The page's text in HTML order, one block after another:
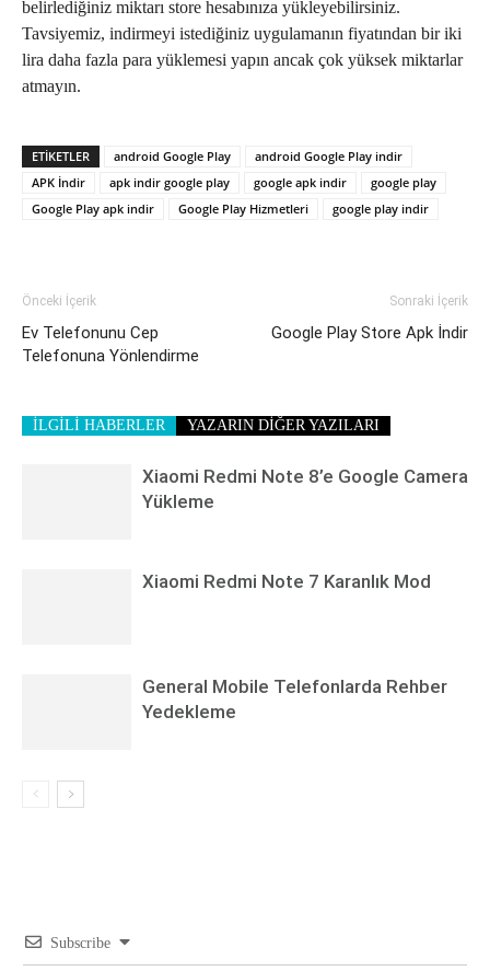
belirlediğiniz miktarı store hesabınıza yükleyebilirsiniz.
Tavsiyemiz, indirmeyi istediğiniz uygulamanın fiyatından bir iki
lira daha fazla para yüklemesi yapın ancak çok yüksek miktarlar
atmayın.
ETIKETLER android Google Play
android Google Play indir
APK İndir
apk indir google play google apk indir
google play
Google Play apk indir
Google Play Hizmetleri google play indir
Önceki İçerik
Ev Telefonunu Cep
Telefonuna Yönlendirme
Sonraki İçerik
Google Play Store Apk İndir
İLGİLİ HABERLER YAZARIN DİĞER YAZILARI
Xiaomi Redmi Note 8’e Google Camera
Yükleme
Xiaomi Redmi Note 7 Karanlık Mod
General Mobile Telefonlarda Rehber
Yedekleme
Subscribe